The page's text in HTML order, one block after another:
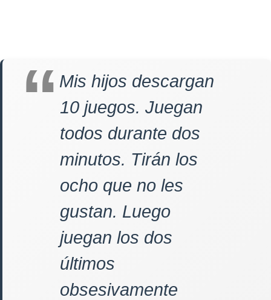
Mis hijos descargan
10 juegos. Juegan
todos durante dos
minutos. Tirán los
ocho que no les
gustan. Luego
juegan los dos
últimos
obsesivamente